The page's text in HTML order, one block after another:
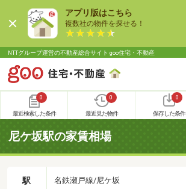
アプリ版はこちら
複数社の物件を探せる！
NTTグループ運営の不動産総合サイト goo住宅・不動産
0
最近検索した条件
0
最近見た物件
0
保存した条件
尼ケ坂駅の家賃相場
駅 名鉄瀬戸線/尼ケ坂